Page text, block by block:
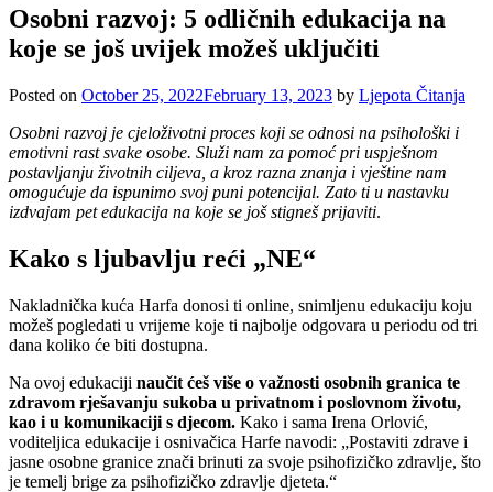
Osobni razvoj: 5 odličnih edukacija na
koje se još uvijek možeš uključiti
Posted on October 25, 2022February 13, 2023 by Ljepota Čitanja
Osobni razvoj je cjeloživotni proces koji se odnosi na psihološki i
emotivni rast svake osobe. Služi nam za pomoć pri uspješnom
postavljanju životnih ciljeva, a kroz razna znanja i vještine nam
omogućuje da ispunimo svoj puni potencijal. Zato ti u nastavku
izdvajam pet edukacija na koje se još stigneš prijaviti.
Kako s ljubavlju reći „NE“
Nakladnička kuća Harfa donosi ti online, snimljenu edukaciju koju
možeš pogledati u vrijeme koje ti najbolje odgovara u periodu od tri
dana koliko će biti dostupna.
Na ovoj edukaciji naučit ćeš više o važnosti osobnih granica te
zdravom rješavanju sukoba u privatnom i poslovnom životu,
kao i u komunikaciji s djecom. Kako i sama Irena Orlović,
voditeljica edukacije i osnivačica Harfe navodi: „Postaviti zdrave i
jasne osobne granice znači brinuti za svoje psihofizičko zdravlje, što
je temelj brige za psihofizičko zdravlje djeteta.“